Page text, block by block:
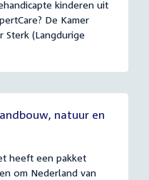
kinderen uit
De Kamer
Sterk (Langdurige
natuur en
heeft een pakket
om Nederland van